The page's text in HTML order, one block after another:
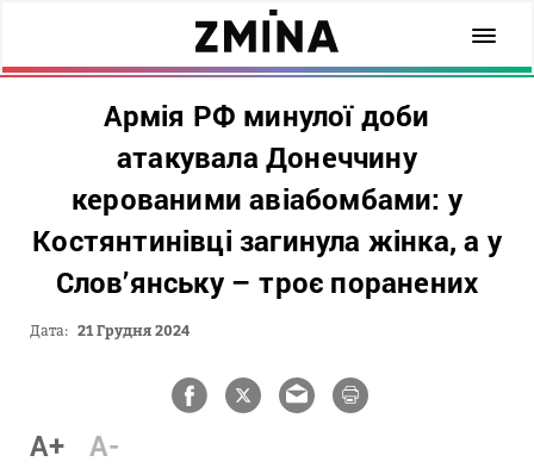
Армія РФ минулої доби
атакувала Донеччину
керованими авіабомбами: у
Костянтинівці загинула жінка, а у
Слов’янську – троє поранених
Дата: 21 Грудня 2024
A+ A-